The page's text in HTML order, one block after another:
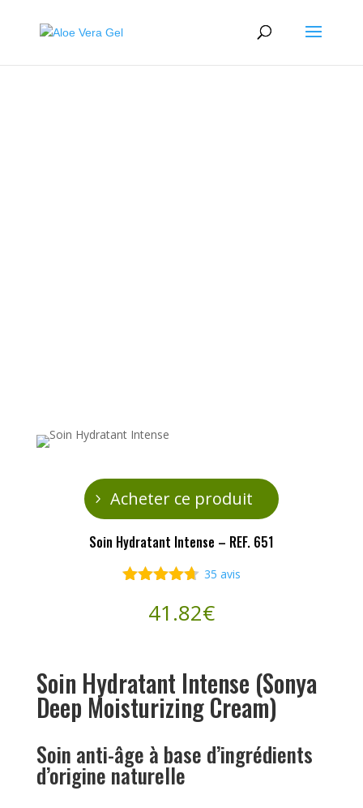
Acheter ce produit
Soin Hydratant Intense – REF. 651
sur 5
basé sur
35 avis
41.82€
Soin Hydratant Intense (Sonya
Deep Moisturizing Cream)
Soin anti-âge à base d’ingrédients
d’origine naturelle